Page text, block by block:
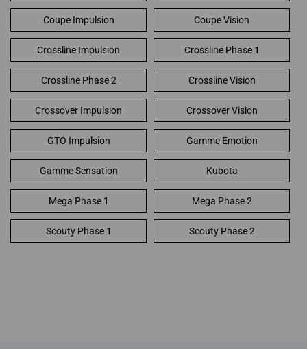
Coupe Impulsion Coupe Vision
Crossline Impulsion Crossline Phase 1
Crossline Phase 2 Crossline Vision
Crossover Impulsion Crossover Vision
GTO Impulsion Gamme Emotion
Gamme Sensation Kubota
Mega Phase 1 Mega Phase 2
Scouty Phase 1 Scouty Phase 2